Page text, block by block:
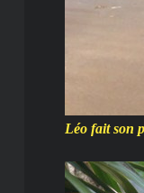
Léo fait son